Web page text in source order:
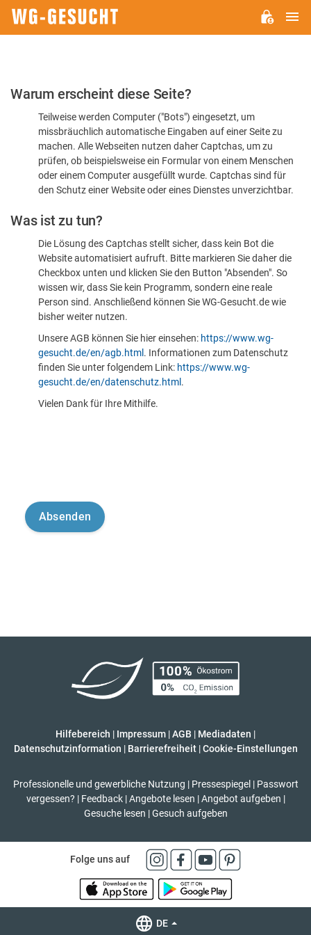
Bitte
dass
sind
Warum erscheint diese Seite?
Teilweise werden Computer ("Bots") eingesetzt, um
missbräuchlich automatische Eingaben auf einer Seite zu
machen. Alle Webseiten nutzen daher Captchas, um zu
prüfen, ob beispielsweise ein Formular von einem Menschen
oder einem Computer ausgefüllt wurde. Captchas sind für
den Schutz einer Website oder eines Dienstes unverzichtbar.
Was ist zu tun?
Die Lösung des Captchas stellt sicher, dass kein Bot die
Website automatisiert aufruft. Bitte markieren Sie daher die
Checkbox unten und klicken Sie den Button "Absenden". So
wissen wir, dass Sie kein Programm, sondern eine reale
Person sind. Anschließend können Sie WG-Gesucht.de wie
bisher weiter nutzen.
Unsere AGB können Sie hier einsehen: https://www.wg-
gesucht.de/en/agb.html . Informationen zum Datenschutz
finden Sie unter folgendem Link: https://www.wg-
gesucht.de/en/datenschutz.html .
Vielen Dank für Ihre Mithilfe.
Hilfebereich | Impressum |AGB | Mediadaten |
Datenschutzinformation | Barrierefreiheit | Cookie-Einstellungen
Professionelle und gewerbliche Nutzung | Pressespiegel | Passwort
vergessen? | Feedback | Angebote lesen | Angebot aufgeben |
Gesuche lesen | Gesuch aufgeben
Folge uns auf
DE